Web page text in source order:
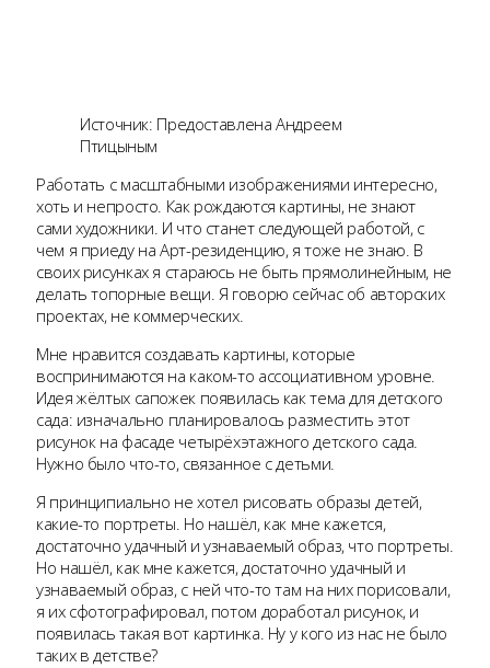
Источник: Предоставлена Андреем
Птицыным
Работать с масштабными изображениями интересно,
хоть и непросто. Как рождаются картины, не знают
сами художники. И что станет следующей работой, с
чем я приеду на Арт-резиденцию, я тоже не знаю. В
своих рисунках я стараюсь не быть прямолинейным, не
делать топорные вещи. Я говорю сейчас об авторских
проектах, не коммерческих.
Мне нравится создавать картины, которые
воспринимаются на каком-то ассоциативном уровне.
Идея жёлтых сапожек появилась как тема для детского
сада: изначально планировалось разместить этот
рисунок на фасаде четырёхэтажного детского сада.
Нужно было что-то, связанное с детьми.
Я принципиально не хотел рисовать образы детей,
какие-то портреты. Но нашёл, как мне кажется,
достаточно удачный и узнаваемый образ, что портреты.
Но нашёл, как мне кажется, достаточно удачный и
узнаваемый образ, с ней что-то там на них порисовали,
я их сфотографировал, потом доработал рисунок, и
появилась такая вот картинка. Ну у кого из нас не было
таких в детстве?